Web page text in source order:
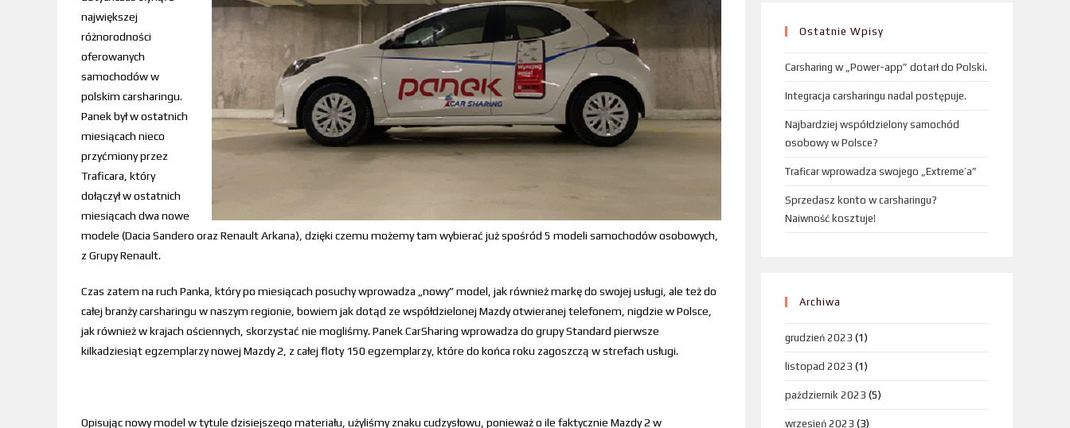
największej
różnorodności
oferowanych
samochodów w
polskim carsharingu.
Panek był w ostatnich
miesiącach nieco
przyćmiony przez
Traficara, który
dołączył w ostatnich
miesiącach dwa nowe
modele (Dacia Sandero oraz Renault Arkana), dzięki czemu możemy tam wybierać już spośród 5 modeli samochodów osobowych,
z Grupy Renault.
Czas zatem na ruch Panka, który po miesiącach posuchy wprowadza „nowy” model, jak również markę do swojej usługi, ale też do
całej branży carsharingu w naszym regionie, bowiem jak dotąd ze współdzielonej Mazdy otwieranej telefonem, nigdzie w Polsce,
jak również w krajach ościennych, skorzystać nie mogliśmy. Panek CarSharing wprowadza do grupy Standard pierwsze
kilkadziesiąt egzemplarzy nowej Mazdy 2, z całej floty 150 egzemplarzy, które do końca roku zagoszczą w strefach usługi.
Opisując nowy model w tytule dzisiejszego materiału, użyliśmy znaku cudzysłowu, ponieważ o ile faktycznie Mazdy 2 w
Ostatnie Wpisy
Carsharing w „Power-app” dotarł do Polski.
Integracja carsharingu nadal postępuje.
Najbardziej współdzielony samochód
osobowy w Polsce?
Traficar wprowadza swojego „Extreme’a”
Sprzedasz konto w carsharingu?
Naiwność kosztuje!
Archiwa
grudzień 2023 (1)
listopad 2023 (1)
październik 2023 (5)
wrzesień 2023 (3)